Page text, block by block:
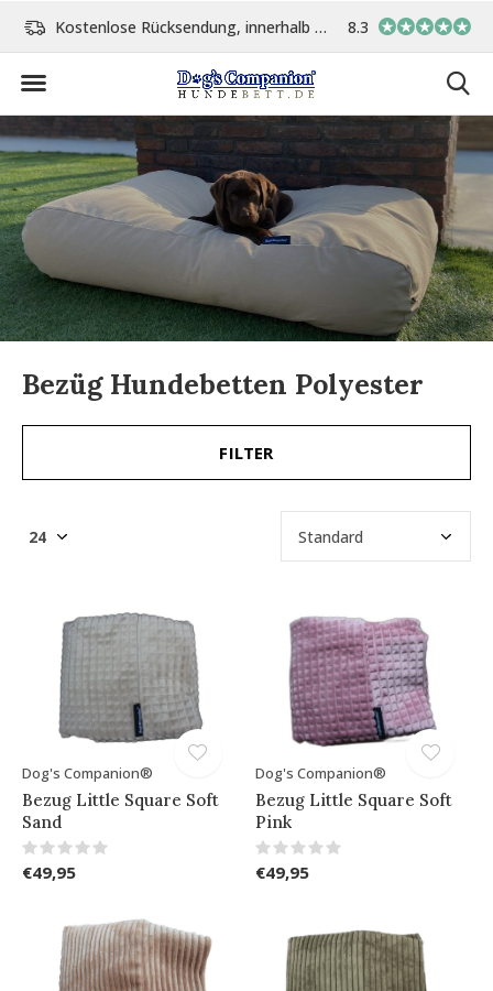
Kostenlose Rücksendung, innerhalb 14 Tage Vor 15:00 Uhr bestellt,
8.3
Bezüg Hundebetten Polyester
FILTER
Dog's Companion®
Bezug Little Square Soft
Sand
€49,95
Dog's Companion®
Bezug Little Square Soft
Pink
€49,95